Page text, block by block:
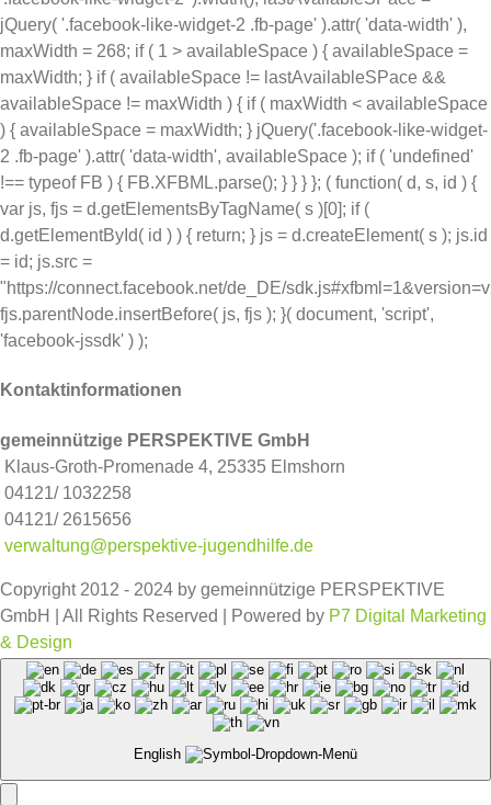
jQuery( '.facebook-like-widget-2 .fb-page' ).attr( 'data-width' ),
maxWidth = 268; if ( 1 > availableSpace ) { availableSpace =
maxWidth; } if ( availableSpace != lastAvailableSPace &&
availableSpace != maxWidth ) { if ( maxWidth < availableSpace
) { availableSpace = maxWidth; } jQuery('.facebook-like-widget-
2 .fb-page' ).attr( 'data-width', availableSpace ); if ( 'undefined'
!== typeof FB ) { FB.XFBML.parse(); } } } }; ( function( d, s, id ) {
var js, fjs = d.getElementsByTagName( s )[0]; if (
d.getElementById( id ) ) { return; } js = d.createElement( s ); js.id
= id; js.src =
"https://connect.facebook.net/de_DE/
fjs.parentNode.insertBefore( js, fjs ); }( document, 'script',
'facebook-jssdk' ) );
Kontaktinformationen
gemeinnützige PERSPEKTIVE GmbH
Klaus-Groth-Promenade 4, 25335 Elmshorn
04121/ 1032258
04121/ 2615656
verwaltung@perspektive-jugendhilfe.de
Copyright 2012 - 2024 by gemeinnützige PERSPEKTIVE
GmbH | All Rights Reserved | Powered by P7 Digital Marketing
& Design
Facebook
Instagram
English